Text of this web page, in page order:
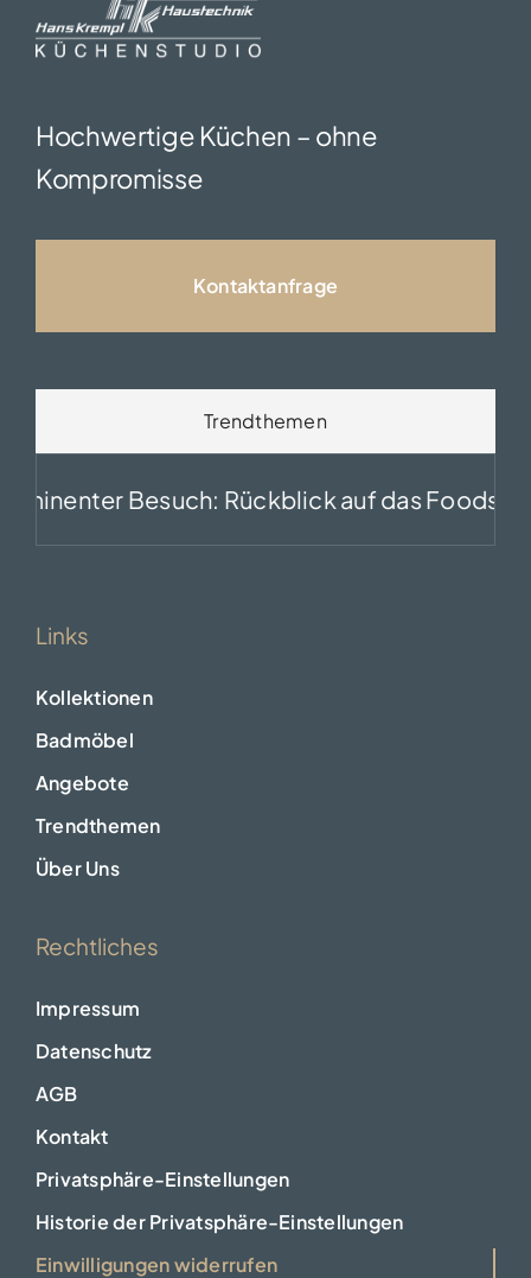
Hochwertige Küchen – ohne
Kompromisse
Kontaktanfrage
Trendthemen
Besuch: Rückblick auf das Foodstudio von
Links
Kollektionen
Badmöbel
Angebote
Trendthemen
Über Uns
Rechtliches
Impressum
Datenschutz
AGB
Kontakt
Privatsphäre-Einstellungen
Historie der Privatsphäre-Einstellungen
Einwilligungen widerrufen